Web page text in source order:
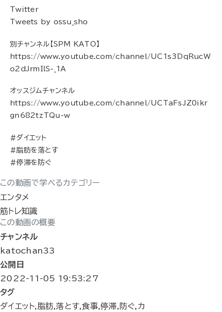
Twitter
Tweets by ossu_sho
別チャンネル【SPM KATO】
https://www.youtube.com/channel/UC1s3DqRucW
o2dJrmIlS-_1A
オッスジムチャンネル
https://www.youtube.com/channel/UCTaFsJZ0ikr
gn682tzTQu-w
#ダイエット
#脂肪を落とす
#停滞を防ぐ
この動画で学べるカテゴリー
エンタメ
筋トレ知識
この動画の概要
チャンネル
katochan33
公開日
2022-11-05 19:53:27
タグ
ダイエット,脂肪,落とす,食事,停滞,防ぐ,カ